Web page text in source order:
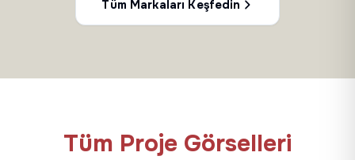
Tüm Markaları Keşfedin
Tüm Proje Görselleri